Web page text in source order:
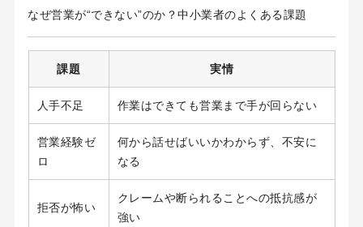
なぜ営業が“できない”のか？中小業者のよくある課題
課題 実情
人手不足 作業はできても営業まで手が回らない
営業経験ゼ
ロ
何から話せばいいかわからず、不安に
なる
拒否が怖い
クレームや断られることへの抵抗感が
強い